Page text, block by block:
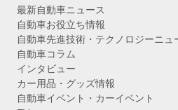
最新自動車ニュース
自動車お役立ち情報
自動車先進技術・テクノロジーニュ
自動車コラム
インタビュー
カー用品・グッズ情報
自動車イベント・カーイベント